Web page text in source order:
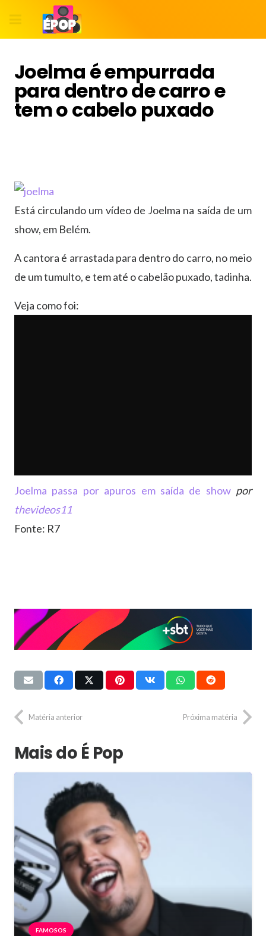
Joelma é empurrada
para dentro de carro e
tem o cabelo puxado
Está circulando um vídeo de Joelma na saída de um
show, em Belém.
A cantora é arrastada para dentro do carro, no meio
de um tumulto, e tem até o cabelão puxado, tadinha.
Veja como foi:
Joelma passa por apuros em saída de show por
thevideos11
Fonte: R7
Matéria anterior Próxima matéria
Mais do É Pop
FAMOSOS